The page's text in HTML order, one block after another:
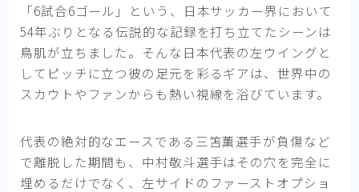
「6試合6ゴール」という、日本サッカー界において
54年ぶりとなる伝説的な記録を打ち立てたシーンは
鳥肌が立ちました。そんな日本代表の左ウイングと
してピッチに立つ彼の足元を彩るギアは、世界中の
スカウトやファンからも熱い視線を浴びています。
代表の絶対的なエースである三笘薫選手が負傷など
で離脱した期間も、中村敬斗選手はその穴を完全に
埋めるだけでなく、左サイドのファーストオプショ